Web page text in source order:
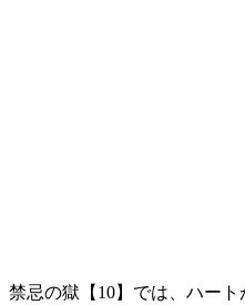
禁忌の獄【10】では、ハー